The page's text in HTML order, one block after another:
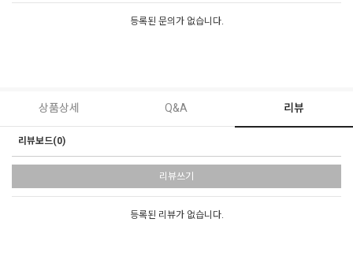
등록된 문의가 없습니다.
상품상세 Q&A 리뷰
리뷰보드(0)
리뷰쓰기
등록된 리뷰가 없습니다.